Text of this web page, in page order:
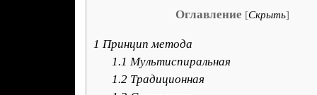
Оглавление [Скрыть]
1 Принцип метода
1.1 Мультиспиральная
1.2 Традиционная